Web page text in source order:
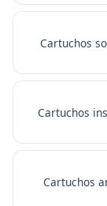
Cartuchos
Cartuchos
Cartuchos